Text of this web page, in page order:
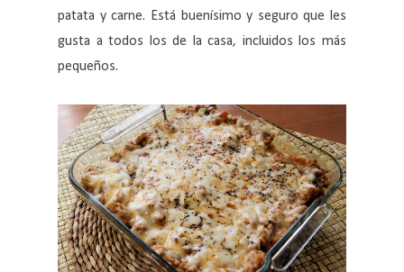
patata y carne. Está buenísimo y seguro que les
gusta a todos los de la casa, incluidos los más
pequeños.